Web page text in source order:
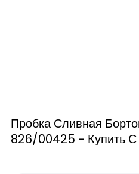
Пробка Сливная
826/00425 - Купить С